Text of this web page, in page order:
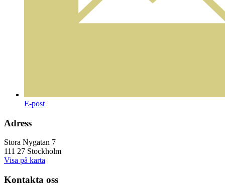
E-post
Adress
Stora Nygatan 7
111 27 Stockholm
Visa på karta
Kontakta oss